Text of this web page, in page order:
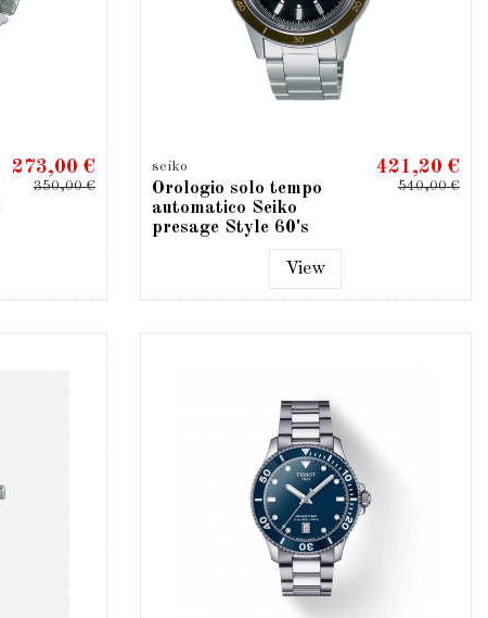
273,00 €
350,00 €
seiko
Orologio solo tempo
automatico Seiko
presage Style 60's
421,20 €
540,00 €
View